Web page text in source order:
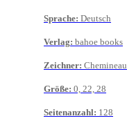
Sprache: Deutsch
Verlag: bahoe books
Zeichner: Chemineau
Größe: 0, 22, 28
Seitenanzahl: 128